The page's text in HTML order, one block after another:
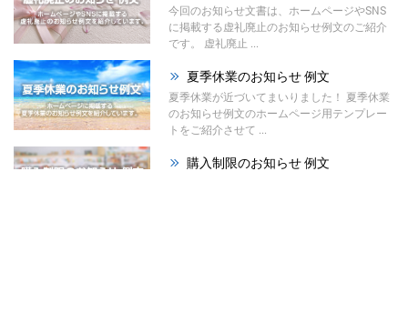
今回のお知らせ文書は、ホームページやSNS
に掲載する虚礼廃止のお知らせ例文のご紹介
です。 虚礼廃止 ...
夏季休業のお知らせ 例文
夏季休業が近づいてまいりました！ 夏季休業
のお知らせ例文のホームページ用テンプレー
トをご紹介させて ...
購入制限のお知らせ 例文